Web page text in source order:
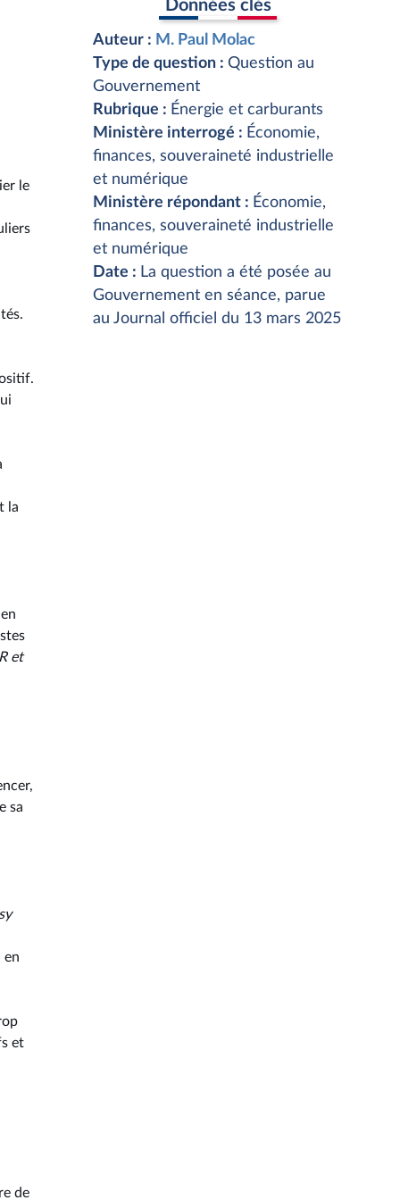
le
la
et
sa
en
et
de
Données clés
Auteur : M. Paul Molac
Type de question : Question au
Gouvernement
Rubrique : Énergie et carburants
Ministère interrogé : Économie,
finances, souveraineté industrielle
et numérique
Ministère répondant : Économie,
finances, souveraineté industrielle
et numérique
Date : La question a été posée au
Gouvernement en séance, parue
au Journal officiel du 13 mars 2025